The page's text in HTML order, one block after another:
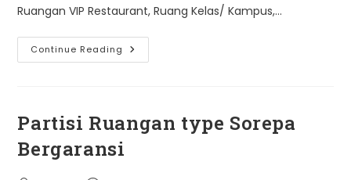
Ruangan VIP Restaurant, Ruang Kelas/ Kampus,…
Continue Reading Jual
Penyekat
Terbaik|
Partisi Ruangan type Sorepa
Bergaransi